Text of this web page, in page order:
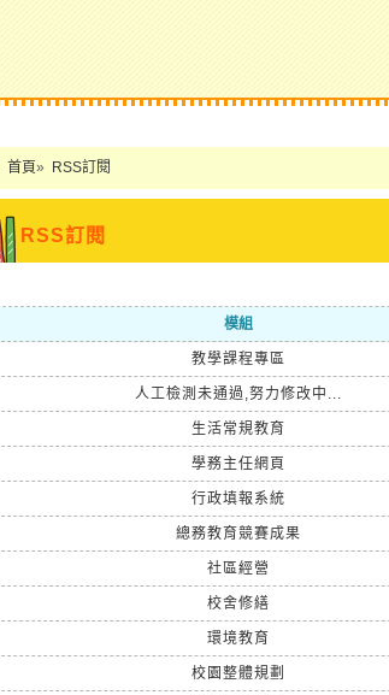
首頁» RSS訂閱
RSS訂閱
模組
教學課程專區
人工檢測未通過,努力修改中...
生活常規教育
學務主任網頁
行政填報系統
總務教育競賽成果
社區經營
校舍修繕
環境教育
校園整體規劃